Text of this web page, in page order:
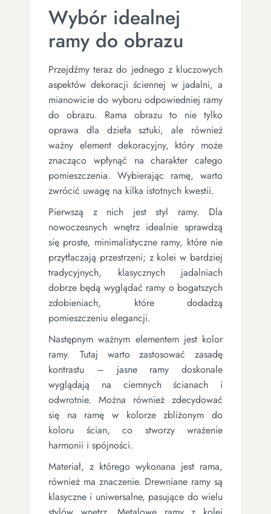
Wybór idealnej
ramy do obrazu
Przejdźmy teraz do jednego z kluczowych
aspektów dekoracji ściennej w jadalni, a
mianowicie do wyboru odpowiedniej ramy
do obrazu. Rama obrazu to nie tylko
oprawa dla dzieła sztuki, ale również
ważny element dekoracyjny, który może
znacząco wpłynąć na charakter całego
pomieszczenia. Wybierając ramę, warto
zwrócić uwagę na kilka istotnych kwestii.
Pierwszą z nich jest styl ramy. Dla
nowoczesnych wnętrz idealnie sprawdzą
się proste, minimalistyczne ramy, które nie
przytłaczają przestrzeni; z kolei w bardziej
tradycyjnych, klasycznych jadalniach
dobrze będą wyglądać ramy o bogatszych
zdobieniach, które dodadzą
pomieszczeniu elegancji.
Następnym ważnym elementem jest kolor
ramy. Tutaj warto zastosować zasadę
kontrastu – jasne ramy doskonale
wyglądają na ciemnych ścianach i
odwrotnie. Można również zdecydować
się na ramę w kolorze zbliżonym do
koloru ścian, co stworzy wrażenie
harmonii i spójności.
Materiał, z którego wykonana jest rama,
również ma znaczenie. Drewniane ramy są
klasyczne i uniwersalne, pasujące do wielu